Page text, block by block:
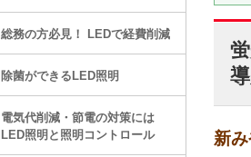
新
総務の方必見！ LEDで経費削減
除菌ができるLED照明
電気代削減・節電の対策には
LED照明と照明コントロール